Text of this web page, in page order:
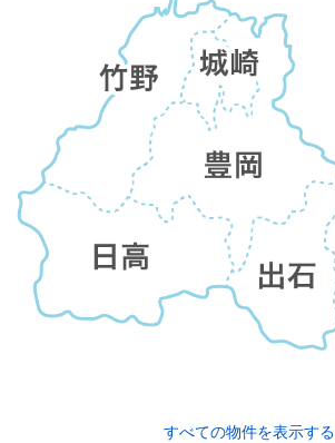
すべての物件を表示する